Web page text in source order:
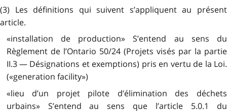
(3) Les définitions qui suivent s’appliquent au présent
article.
«installation de production» S’entend au sens du
Règlement de l’Ontario 50/24 (Projets visés par la partie
II.3 — Désignations et exemptions) pris en vertu de la Loi.
(«generation facility»)
«lieu d’un projet pilote d’élimination des déchets
urbains» S’entend au sens que l’article 5.0.1 du